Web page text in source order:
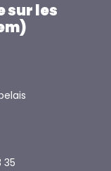
sur les
35